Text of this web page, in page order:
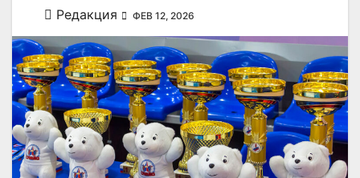
Редакция ФЕВ 12, 2026